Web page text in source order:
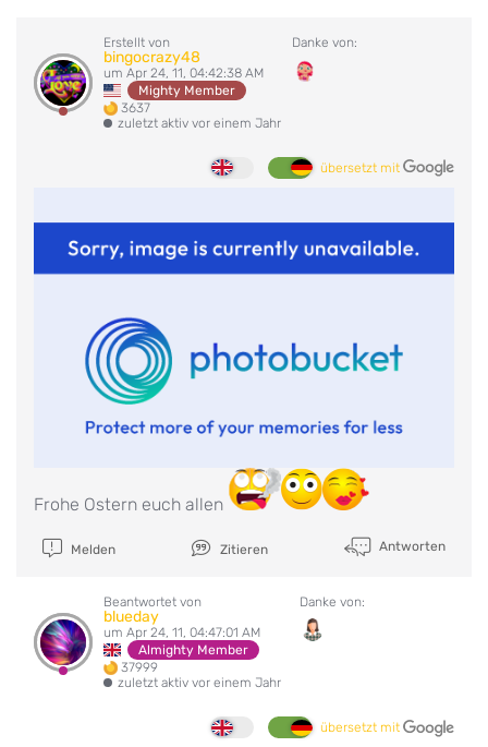
Erstellt von
bingocrazy48
um Apr 24, 11, 04:42:38 AM
Mighty Member
3637
zuletzt aktiv vor einem Jahr
Danke von:
übersetzt mit
Frohe Ostern euch allen
Melden Zitieren Antworten
Beantwortet von
blueday
um Apr 24, 11, 04:47:01 AM
Almighty Member
37999
zuletzt aktiv vor einem Jahr
Danke von:
übersetzt mit